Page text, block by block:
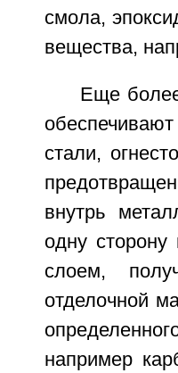
смола,
вещества,
Еще
стали,
внутрь
одну
слоем,
отделочной
например